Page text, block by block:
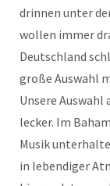
drinnen unter
wollen immer
Deutschland
große Auswahl
Unsere Auswahl
lecker. Im
Musik
in lebendiger